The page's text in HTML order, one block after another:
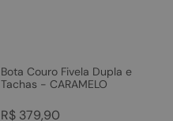
Bota Couro Fivela Dupla e
Tachas - CARAMELO
R$ 379,90